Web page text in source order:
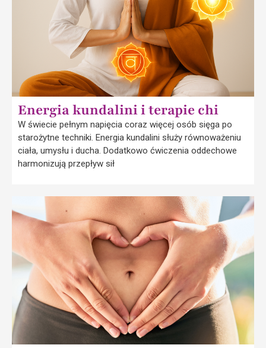
Energia kundalini i terapie chi
W świecie pełnym napięcia coraz więcej osób sięga po
starożytne techniki. Energia kundalini służy równoważeniu
ciała, umysłu i ducha. Dodatkowo ćwiczenia oddechowe
harmonizują przepływ sił